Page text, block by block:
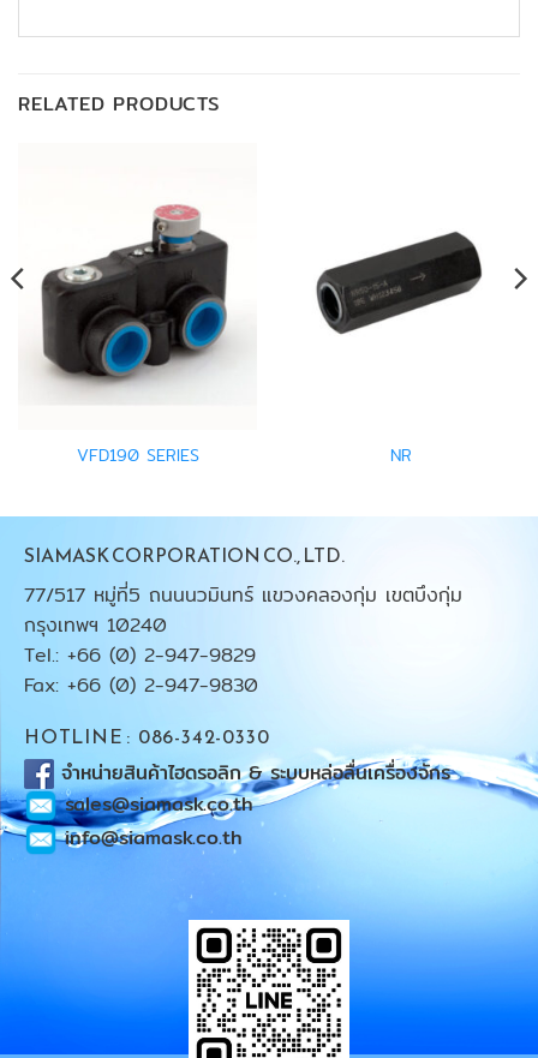
RELATED PRODUCTS
VFD190 SERIES NR
SIAMASK CORPORATION CO., LTD.
77/517 หมู่ที่5 ถนนนวมินทร์ แขวงคลองกุ่ม เขตบึงกุ่ม
กรุงเทพฯ 10240
Tel.: +66 (0) 2-947-9829
Fax: +66 (0) 2-947-9830
HOTLINE : 086-342-0330
จำหน่ายสินค้าไฮดรอลิก & ระบบหล่อลื่นเครื่องจักร
sales@siamask.co.th
info@siamask.co.th